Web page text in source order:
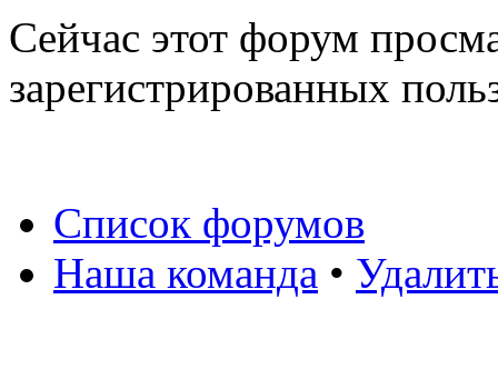
Сейчас этот форум
зарегистрированных
Список форумов
Наша команда •